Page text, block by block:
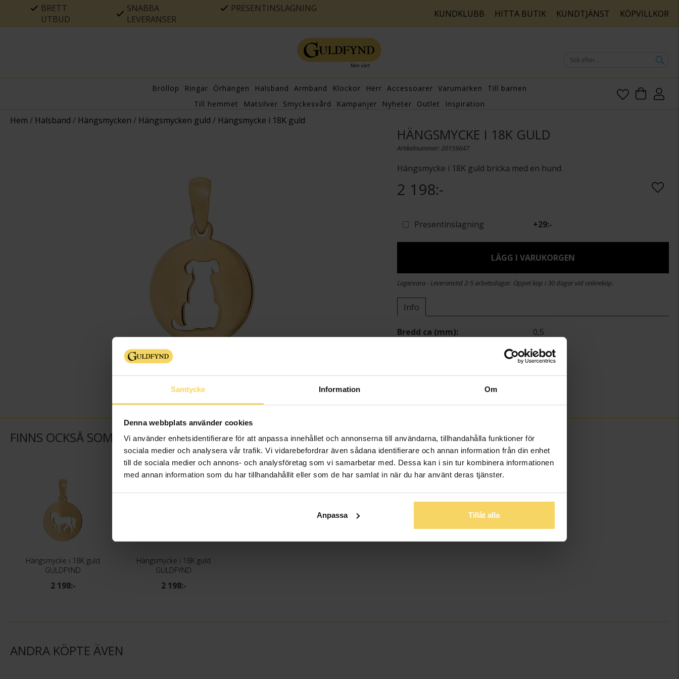
Samtycke Information Om
Denna webbplats använder cookies
Vi använder enhetsidentifierare för att anpassa innehållet och annonserna till användarna, tillhandahålla funktioner för
sociala medier och analysera vår trafik. Vi vidarebefordrar även sådana identifierare och annan information från din enhet
till de sociala medier och annons- och analysföretag som vi samarbetar med. Dessa kan i sin tur kombinera informationen
med annan information som du har tillhandahållit eller som de har samlat in när du har använt deras tjänster.
Anpassa Tillåt alla
BRETT
UTBUD
SNABBA
LEVERANSER
PRESENTINSLAGNING KUNDKLUBB HITTA BUTIK KUNDTJÄNST KÖPVILLKOR
Bröllop Ringar Örhängen Halsband Armband Klockor Herr Accessoarer Varumärken
Till barnen
Till hemmet
Matsilver Smyckesvård Kampanjer Nyheter Outlet Inspiration
Hem / Halsband / Hängsmycken / Hängsmycken guld / Hängsmycke i 18K guld
HÄNGSMYCKE I 18K GULD
Artikelnummer: 20159647
Hängsmycke i 18K guld bricka med en hund.
2 198:-
Presentinslagning +29:-
LÄGG I VARUKORGEN
Lagervara - Leveranstid 2-5 arbetsdagar. Öppet köp i 30 dagar vid onlineköp.
Info
Bredd ca (mm)
0,5
Guldfynd
Material
Guld
FINNS OCKSÅ SOM
Hängsmycke i 18K guld
GULDFYND
2 198:-
Hängsmycke i 18K guld
GULDFYND
2 198:-
ANDRA KÖPTE ÄVEN